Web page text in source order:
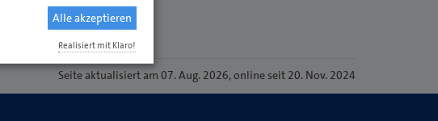
Seiteaktualisiert am 07. Aug. 2026, online seit 20. Nov. 2024
Alle akzeptieren
Realisiert mit Klaro!